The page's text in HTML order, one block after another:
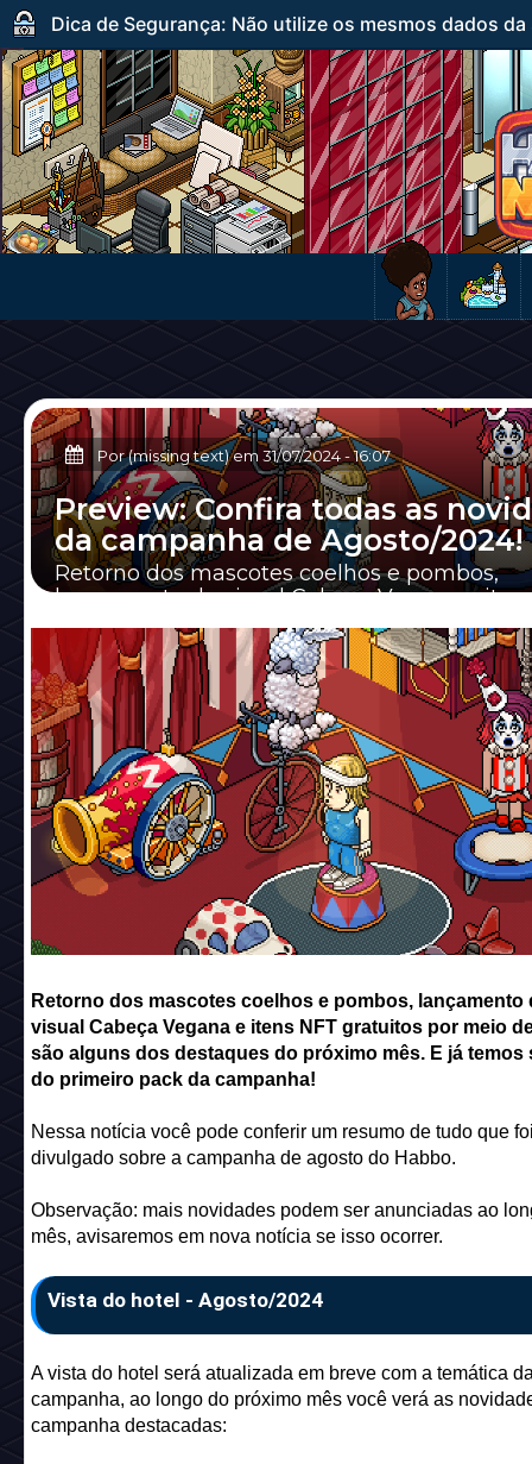
Dica de Segurança: Não utilize os mesmos dados
Por (missing text) em 31/07/2024-16:07
Preview: Confira todas as
da campanha de Agosto/2024!
Retorno dos mascotes coelhos e pombos,
lançamento do visual Cabeça Vegana e
destaque...
Retorno dos mascotes coelhos e pombos, lançamento
visual Cabeça Vegana e itens NFT gratuitos por meio
são alguns dos destaques do próximo mês. E já temos
do primeiro pack da campanha!
Nessa notícia você pode conferir um resumo de tudo que
divulgado sobre a campanha de agosto do Habbo.
Observação: mais novidades podem ser anunciadas ao
mês, avisaremos em nova notícia se isso ocorrer.
Vista do hotel - Agosto/2024
A vista do hotel será atualizada em breve com a temática
campanha, ao longo do próximo mês você verá as
campanha destacadas: